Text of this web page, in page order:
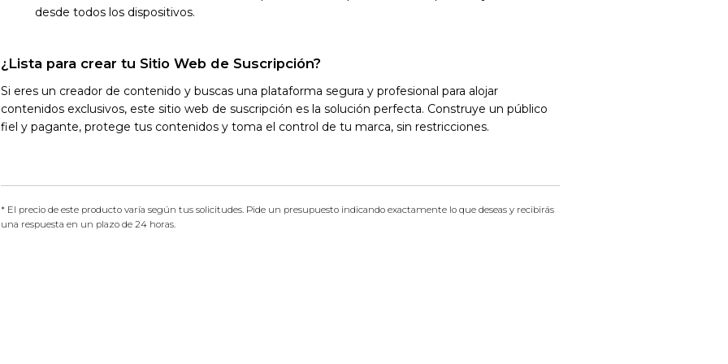
desde todos los dispositivos.
¿Lista para crear tu Sitio Web de Suscripción?
Si eres un creador de contenido y buscas una plataforma segura y profesional para alojar
contenidos exclusivos, este sitio web de suscripción es la solución perfecta. Construye un público
fiel y pagante, protege tus contenidos y toma el control de tu marca, sin restricciones.
* El precio de este producto varía según tus solicitudes. Pide un presupuesto indicando exactamente lo que deseas y recibirás
una respuesta en un plazo de 24 horas.